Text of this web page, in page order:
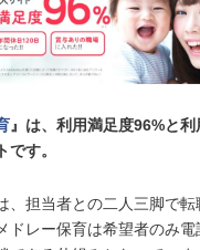
』は、利用満足度96%と
す。
、担当者との二人三脚で
ドレー保育は希望者のみ